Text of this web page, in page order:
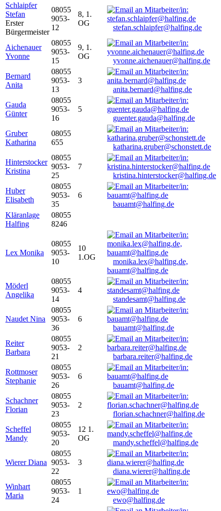
Schlaipfer
Stefan
Erster
Bürgermeister
08055
9053-
12
8, 1.
OG
stefan.schlaipfer@halfing.de
Aichenauer
Yvonne
08055
9053-
15
9, 1.
OG
yvonne.aichenauer@halfing.de
Bernard
Anita
08055
9053-
13
3
anita.bernard@halfing.de
Gauda
Günter
08055
9053-
16
5
guenter.gauda@halfing.de
Gruber
Katharina
08055
655
katharina.gruber@schonstett.de
Hinterstocker
Kristina
08055
9053-
25
7
kristina.hinterstocker@halfing.de
Huber
Elisabeth
08055
9053-
35
6
bauamt@halfing.de
Kläranlage
Halfing
08055
8246
Lex Monika
08055
9053-
10
10
1.OG
monika.lex@halfing.de,
bauamt@halfing.de
Möderl
Angelika
08055
9053-
14
4
standesamt@halfing.de
Naudet Nina
08055
9053-
36
6
bauamt@halfing.de
Reiter
Barbara
08055
9053-
21
2
barbara.reiter@halfing.de
Rottmoser
Stephanie
08055
9053-
26
6
bauamt@halfing.de
Schachner
Florian
08055
9053-
23
2
florian.schachner@halfing.de
Scheffel
Mandy
08055
9053-
20
12 1.
OG
mandy.scheffel@halfing.de
Wierer Diana
08055
9053-
22
3
diana.wierer@halfing.de
Winhart
Maria
08055
9053-
24
1
ewo@halfing.de